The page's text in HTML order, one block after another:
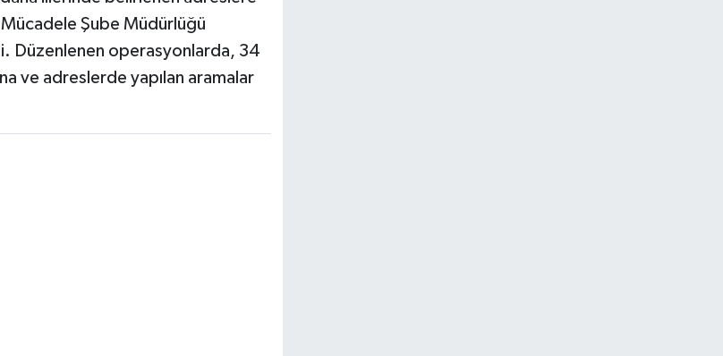
Şube Müdürlüğü
Düzenlenen operasyonlarda, 34
ve adreslerde yapılan aramalar